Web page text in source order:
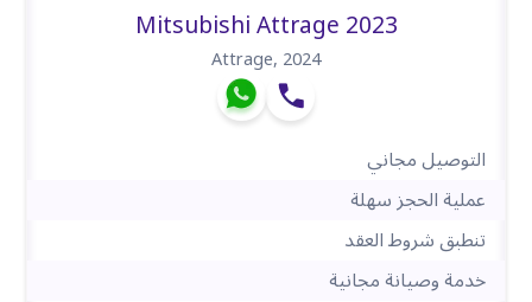
Mitsubishi Attrage 2023
Attrage,2024
التوصيل مجاني
عملية الحجز سهلة
تنطبق شروط العقد
خدمة وصيانة مجانية